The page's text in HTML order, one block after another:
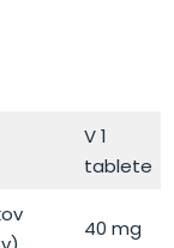
V 1
tablete
40 mg